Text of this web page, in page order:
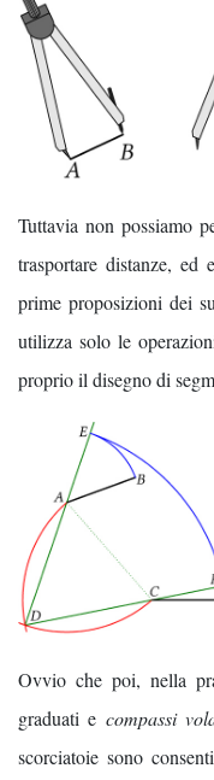
Tuttavia non possiamo
trasportare distanze, ed
prime proposizioni dei
utilizza solo le
proprio il disegno di
Ovvio che poi, nella
graduati e compassi
scorciatoie sono